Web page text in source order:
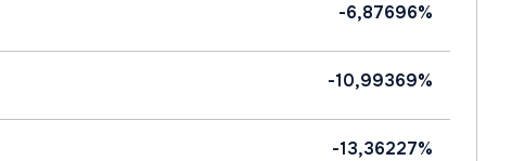
-6,87696%
-10,99369%
-13,36227%